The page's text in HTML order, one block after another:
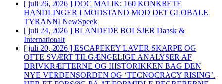
[ juli 26, 2026 ] DOC MALIK: 160 KONKRETE
HANDLINGER I MODSTAND MOD DET GLOBALE
TYRANNI NewSpeek
[ juli 24, 2026 ] BLANDEDE BOLSJER Dansk &
Internationalt
[ juli 20, 2026 ] ESCAPEKEY LAVER SKARPE OG
OFTE SVÆRT TILGÆNGELIGE ANALYSER AF
DRIVKRÆFTERNE OG HISTORIKKEN BAG DEN
NYE VERDENSORDEN OG ‘TECNOCRACY RISING’.